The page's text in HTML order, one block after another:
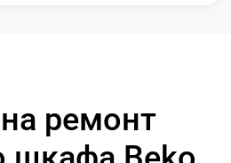
ремонт